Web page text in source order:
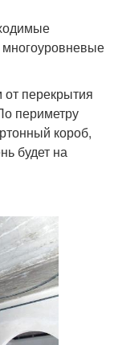
многоуровневые
перекрытия
периметру
короб,
будет на